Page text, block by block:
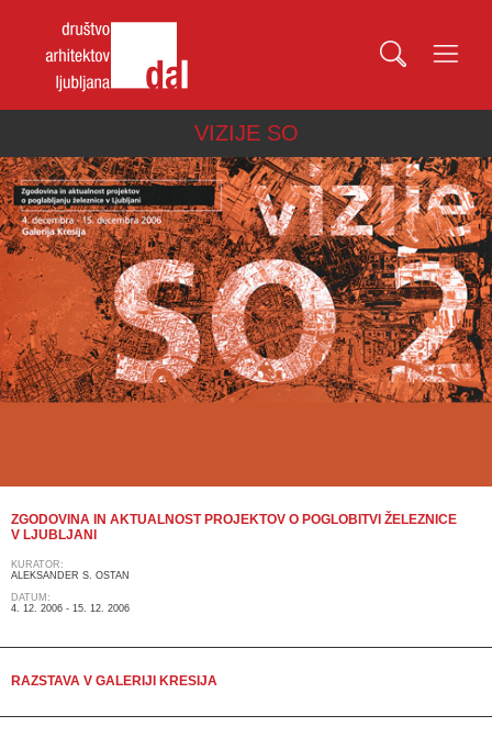
VIZIJE SO
ZGODOVINA IN AKTUALNOST PROJEKTOV O POGLOBITVI ŽELEZNICE
V LJUBLJANI
KURATOR:
ALEKSANDER S. OSTAN
DATUM:
4. 12. 2006 - 15. 12. 2006
RAZSTAVA V GALERIJI KRESIJA